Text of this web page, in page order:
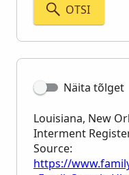
OTSI
Näita tõlget
Louisiana, New
Interment
Source:
https://